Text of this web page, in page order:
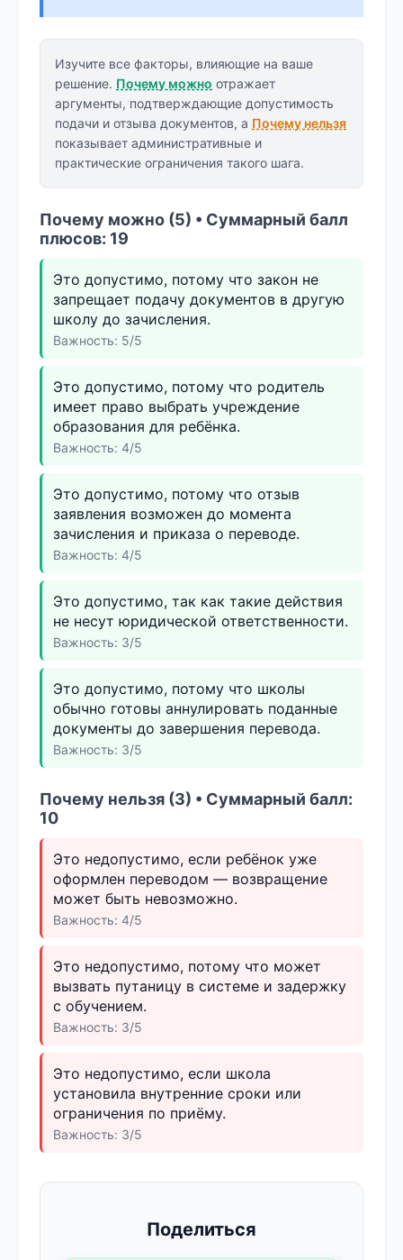
Изучите все факторы, влияющие на ваше
решение. Почему можно отражает
аргументы, подтверждающие допустимость
подачи и отзыва документов, а Почему нельзя
показывает административные и
практические ограничения такого шага.
Почему можно (5) • Суммарный балл
плюсов: 19
Это допустимо, потому что закон не
запрещает подачу документов в другую
школу до зачисления.
Важность: 5/5
Это допустимо, потому что родитель
имеет право выбрать учреждение
образования для ребёнка.
Важность: 4/5
Это допустимо, потому что отзыв
заявления возможен до момента
зачисления и приказа о переводе.
Важность: 4/5
Это допустимо, так как такие действия
не несут юридической ответственности.
Важность: 3/5
Это допустимо, потому что школы
обычно готовы аннулировать поданные
документы до завершения перевода.
Важность: 3/5
Почему нельзя (3) • Суммарный балл:
10
Это недопустимо, если ребёнок уже
оформлен переводом — возвращение
может быть невозможно.
Важность: 4/5
Это недопустимо, потому что может
вызвать путаницу в системе и задержку
с обучением.
Важность: 3/5
Это недопустимо, если школа
установила внутренние сроки или
ограничения по приёму.
Важность: 3/5
Поделиться